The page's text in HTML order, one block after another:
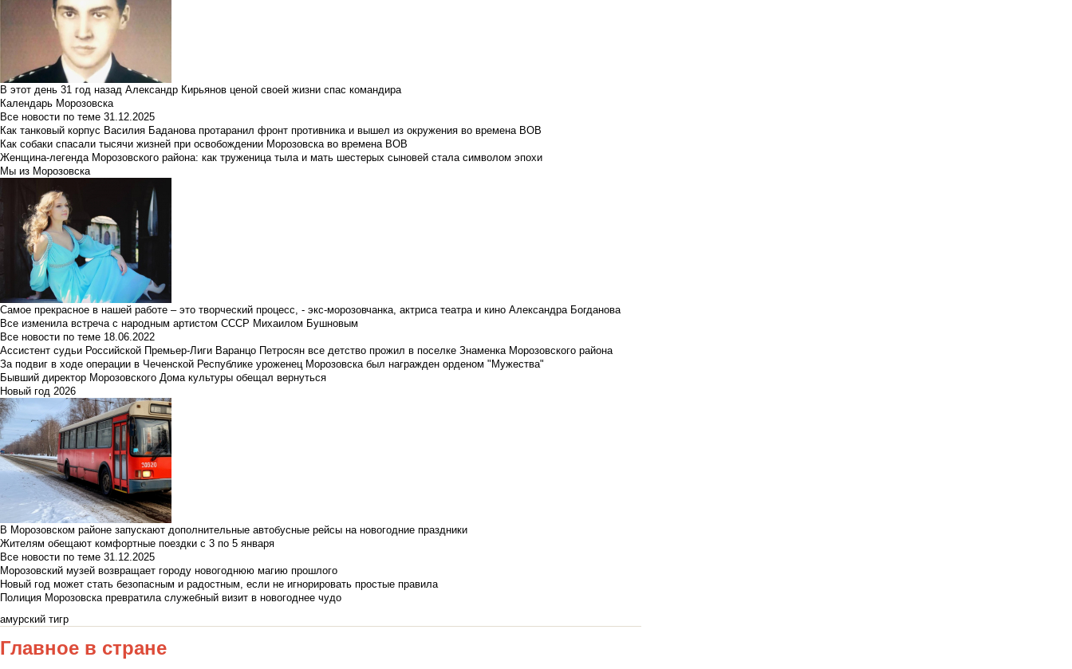
В этот день 31 год назад Александр Кирьянов ценой своей жизни спас командира
Календарь Морозовска
Все новости по теме 31.12.2025
Как танковый корпус Василия Баданова протаранил фронт противника и вышел из окружения во времена ВОВ
Как собаки спасали тысячи жизней при освобождении Морозовска во времена ВОВ
Женщина-легенда Морозовского района: как труженица тыла и мать шестерых сыновей стала символом эпохи
Мы из Морозовска
Самое прекрасное в нашей работе – это творческий процесс, - экс-морозовчанка, актриса театра и кино Александра Богданова
Все изменила встреча с народным артистом СССР Михаилом Бушновым
Все новости по теме 18.06.2022
Ассистент судьи Российской Премьер-Лиги Варанцо Петросян все детство прожил в поселке Знаменка Морозовского района
За подвиг в ходе операции в Чеченской Республике уроженец Морозовска был награжден орденом "Мужества"
Бывший директор Морозовского Дома культуры обещал вернуться
Новый год 2026
В Морозовском районе запускают дополнительные автобусные рейсы на новогодние праздники
Жителям обещают комфортные поездки с 3 по 5 января
Все новости по теме 31.12.2025
Морозовский музей возвращает городу новогоднюю магию прошлого
Новый год может стать безопасным и радостным, если не игнорировать простые правила
Полиция Морозовска превратила служебный визит в новогоднее чудо
амурский тигр
Главное в стране